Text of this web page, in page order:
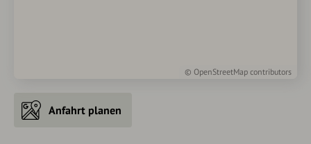
© OpenStreetMap contributors
Anfahrt planen